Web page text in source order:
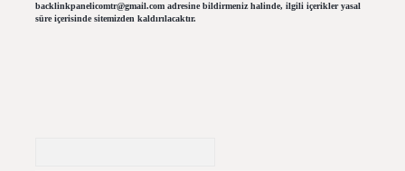
backlinkpanelicomtr@gmail.comadresine bildirmeniz halinde, ilgili içerikler yasal
süre içerisinde sitemizden kaldırılacaktır.